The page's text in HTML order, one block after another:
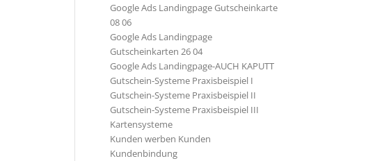
Google Ads Landingpage Gutscheinkarte
08 06
Google Ads Landingpage
Gutscheinkarten 26 04
Google Ads Landingpage-AUCH KAPUTT
Gutschein-Systeme Praxisbeispiel I
Gutschein-Systeme Praxisbeispiel II
Gutschein-Systeme Praxisbeispiel III
Kartensysteme
Kunden werben Kunden
Kundenbindung